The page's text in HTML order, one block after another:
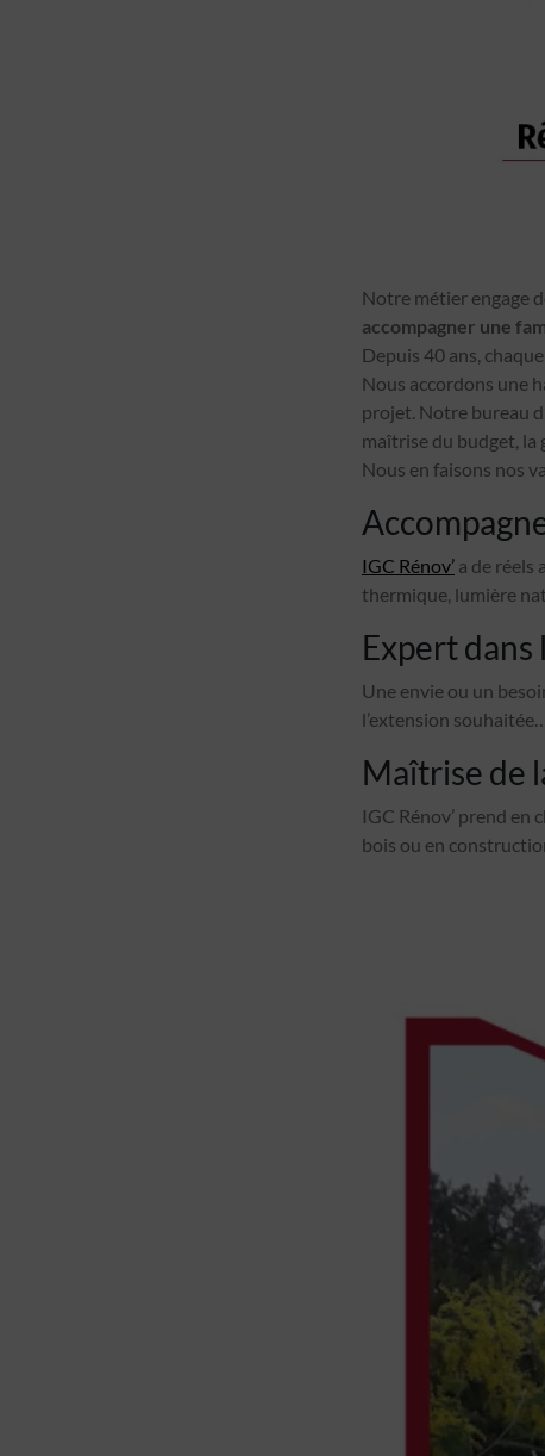
Notre métier engage
accompagner une
Depuis 40 ans,
Nous accordons une
projet. Notre bureau
maîtrise du budget, la
Nous en faisons nos
IGC Rénov’ a de réels
thermique, lumière
Expert dans
Une envie ou un
l’extension
Maîtrise de
IGC Rénov’ prend
bois ou en